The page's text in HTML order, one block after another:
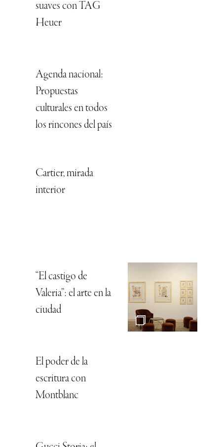
suaves con TAG
Heuer
Agenda nacional:
Propuestas
culturales en todos
los rincones del país
Cartier, mirada
interior
“El castigo de
Valeria”: el arte en la
ciudad
El poder de la
escritura con
Montblanc